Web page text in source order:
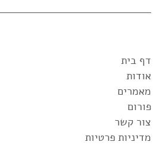
דף בית
אודות
מאמרים
פורום
צור קשר
מדיניות פרטיות